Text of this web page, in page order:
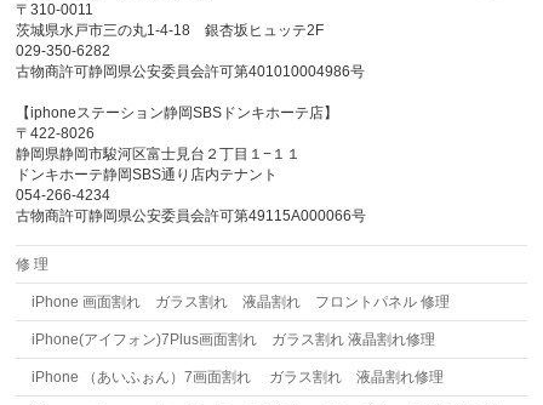
〒310-0011
茨城県水戸市三の丸1-4-18 銀杏坂ヒュッテ2F
029-350-6282
古物商許可静岡県公安委員会許可第401010004986号
【iphoneステーション静岡SBSドンキホーテ店】
〒422-8026
静岡県静岡市駿河区富士見台２丁目１−１１
ドンキホーテ静岡SBS通り店内テナント
054-266-4234
古物商許可静岡県公安委員会許可第49115A000066号
修 理
iPhone 画面割れ ガラス割れ 液晶割れ フロントパネル 修理
iPhone(アイフォン)7Plus画面割れ ガラス割れ 液晶割れ修理
iPhone （あいふぉん）7画面割れ ガラス割れ 液晶割れ修理